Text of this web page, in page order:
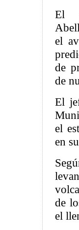
El
el
de
de
El
el
en
de
el